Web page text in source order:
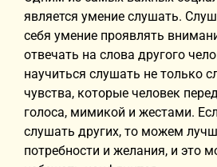
является умение слушать.
себя умение проявлять
отвечать на слова другого
научиться слушать не только
чувства, которые человек
голоса, мимикой и жестами.
слушать других, то можем
потребности и желания, и это